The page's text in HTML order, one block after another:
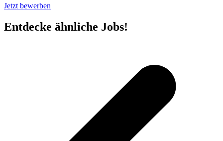
Jetzt bewerben
Entdecke ähnliche Jobs!